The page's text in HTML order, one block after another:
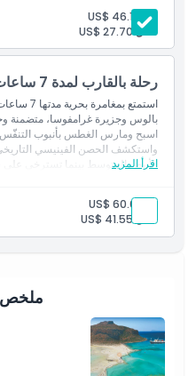
ما يجب معرفته
الموقع
كيفية الوصول إلى هناك
قواعد اللباس
بالغ:
US$ 46.19
طفل:US$ 27.70
رحلة بالقارب لمدة 7 ساعات مع وجبة
استمتع
بالوس وجزيرة غرامفوسا، متضمنة
اسبح ومارس الغطس بأنبوب التنفّس
واستكشف الحصن الفينيسي
الأبيض المتوسط بينما تسترخي على
اقرأ المزيد
بالغ:
US$ 60.01
طفل:US$ 41.55
ملخص